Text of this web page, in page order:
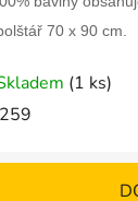
70 x 90 cm.
(1 ks)
259